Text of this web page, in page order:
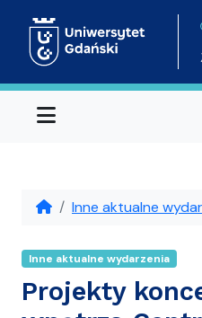
Menu
Inne aktualne
Inne aktualne wydarzenia
Projekty